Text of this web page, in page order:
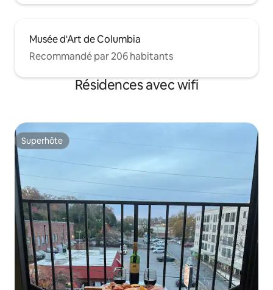
Musée d'Art de Columbia
Recommandé par 206 habitants
Résidences avec wifi
Superhôte
Superhôte